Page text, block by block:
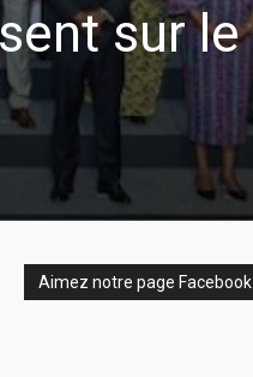
sur le
Aimez notre page Facebook